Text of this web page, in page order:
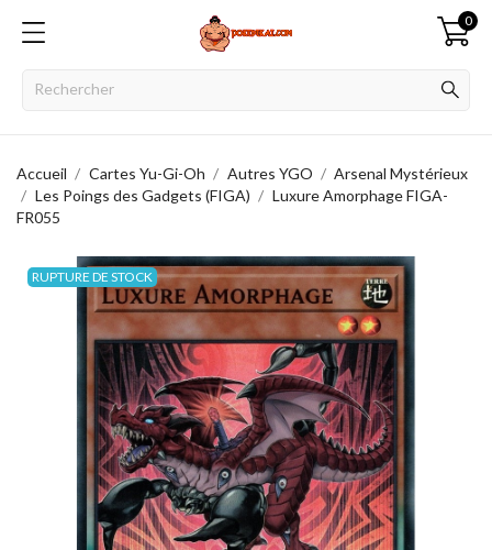
0
Accueil Cartes Yu-Gi-Oh Autres YGO
Arsenal Mystérieux
Les Poings des Gadgets (FIGA)
Luxure Amorphage FIGA-
FR055
RUPTURE DE STOCK